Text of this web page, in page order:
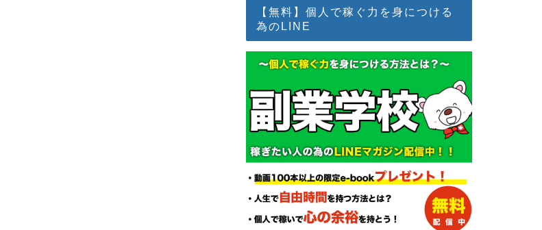
【無料】個人で稼ぐ力を身につける
為のLINE